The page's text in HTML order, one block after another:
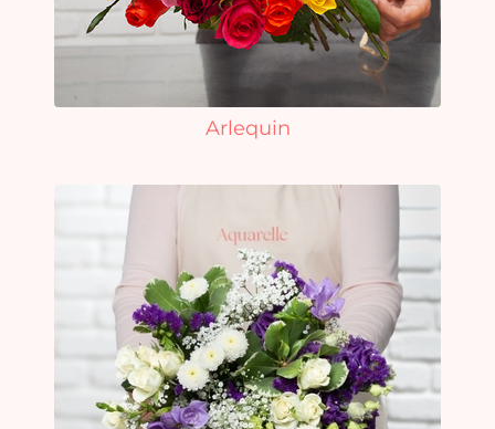
Arlequin